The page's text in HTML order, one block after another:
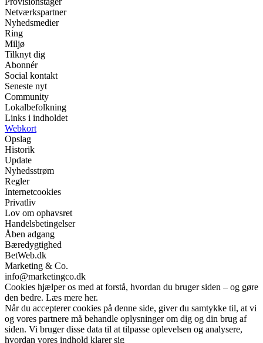
Netværkspartner
Nyhedsmedier
Ring
Miljø
Tilknyt dig
Abonnér
Social kontakt
Seneste nyt
Community
Lokalbefolkning
Links i indholdet
Webkort
Opslag
Historik
Update
Nyhedsstrøm
Regler
Internetcookies
Privatliv
Lov om ophavsret
Handelsbetingelser
Åben adgang
Bæredygtighed
BetWeb.dk
Marketing & Co.
info@marketingco.dk
Cookies hjælper os med at forstå, hvordan du bruger siden – og gøre
den bedre. Læs mere her.
Når du accepterer cookies på denne side, giver du samtykke til, at vi
og vores partnere må behandle oplysninger om dig og din brug af
siden. Vi bruger disse data til at tilpasse oplevelsen og analysere,
hvordan vores indhold klarer sig